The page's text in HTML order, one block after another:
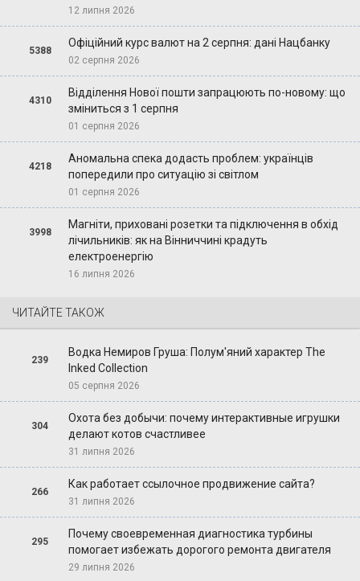
12 липня 2026
5388
Офіційний курс валют на 2 серпня: дані Нацбанку
02 серпня 2026
4310
Відділення Нової пошти запрацюють по-новому: що
зміниться з 1 серпня
01 серпня 2026
4218
Аномальна спека додасть проблем: українців
попередили про ситуацію зі світлом
01 серпня 2026
3998
Магніти, приховані розетки та підключення в обхід
лічильників: як на Вінниччині крадуть
електроенергію
16 липня 2026
ЧИТАЙТЕ ТАКОЖ
239
Водка Немиров Груша: Полум'яний характер The
Inked Collection
05 серпня 2026
304
Охота без добычи: почему интерактивные игрушки
делают котов счастливее
31 липня 2026
266
Как работает ссылочное продвижение сайта?
31 липня 2026
295
Почему своевременная диагностика турбины
помогает избежать дорогого ремонта двигателя
29 липня 2026